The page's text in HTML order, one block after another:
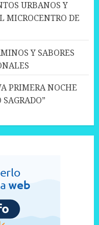
URBANOS Y
MICROCENTRO DE
Y SABORES
PRIMERA NOCHE